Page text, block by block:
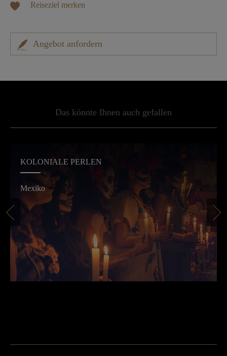
Reiseziel merken
Angebot anfordern
Das könnte Ihnen auch gefallen
KOLONIALE PERLEN
Mexiko